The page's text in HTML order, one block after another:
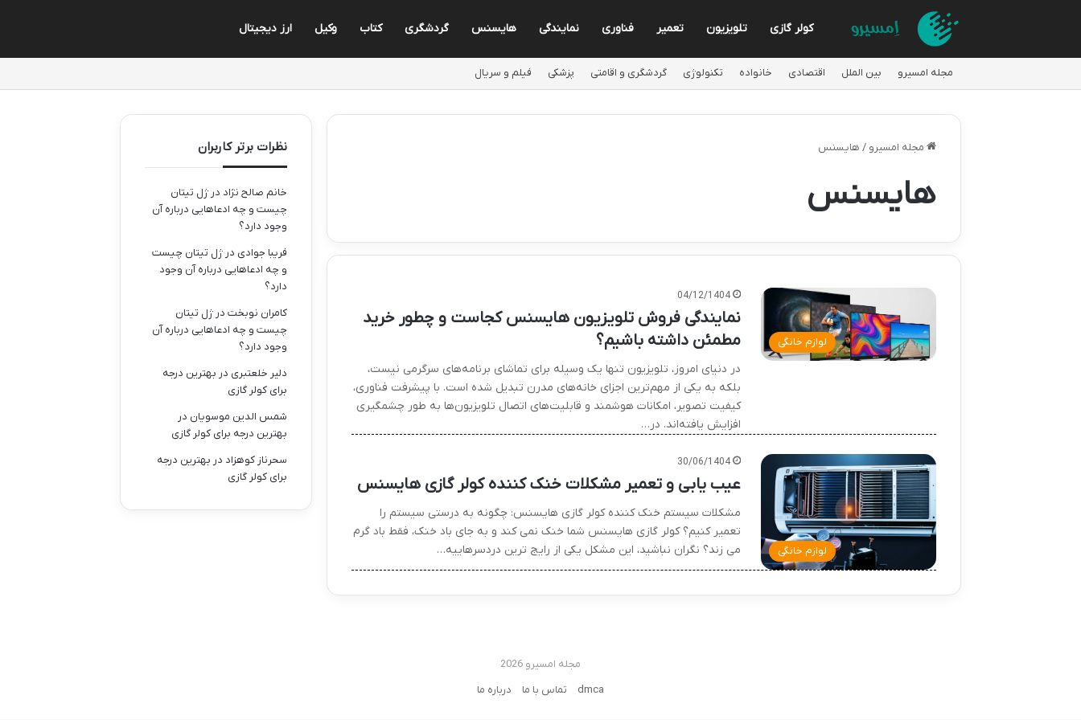
کولر گازی تلویزیون تعمیر فناوری نمایندگی هایسنس گردشگری کتاب وکیل ارز دیجیتال
مجله امسیرو بین الملل اقتصادی خانواده تکنولوژی گردشگری و اقامتی پزشکی فیلم و سریال
مجله امسیرو / هایسنس
هایسنس
لوازم خانگی
04/12/1404
نمایندگی فروش تلویزیون هایسنس کجاست و چطور خرید
مطمئن داشته باشیم؟
در دنیای امروز، تلویزیون تنها یک وسیله برای تماشای برنامه‌های سرگرمی نیست،
بلکه به یکی از مهم‌ترین اجزای خانه‌های مدرن تبدیل شده است. با پیشرفت فناوری،
کیفیت تصویر، امکانات هوشمند و قابلیت‌های اتصال تلویزیون‌ها به طور چشمگیری
افزایش یافته‌اند. در…
لوازم خانگی
30/06/1404
عیب یابی و تعمیر مشکلات خنک کننده کولر گازی هایسنس
مشکلات سیستم خنک کننده کولر گازی هایسنس: چگونه به درستی سیستم را
تعمیر کنیم؟ کولر گازی هایسنس شما خنک نمی کند و به جای باد خنک، فقط باد گرم
می زند؟ نگران نباشید، این مشکل یکی از رایج ترین دردسرهاییه…
نظرات برتر کاربران
خانم صالح نژاد در ژل تیتان
چیست و چه ادعاهایی درباره آن
وجود دارد؟
فریبا جوادی در ژل تیتان چیست
و چه ادعاهایی درباره آن وجود
دارد؟
کامران نوبختدر ژل تیتان
چیست و چه ادعاهایی درباره آن
وجود دارد؟
دلیر خلعتبری در بهترین درجه
برای کولر گازی
شمس الدین موسویان در
بهترین درجه برای کولر گازی
سحرناز کوهزاد در بهترین درجه
برای کولر گازی
مجله امسیرو 2026
dmca
تماس با ما درباره ما